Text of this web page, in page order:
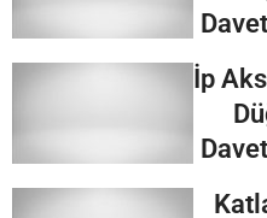
İp